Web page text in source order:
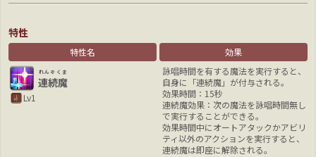
特性
特性名 効果
連続魔
れんぞくま
Lv1
詠唱時間を有する魔法を実行すると、
自身に「連続魔」が付与される。
効果時間：15秒
連続魔効果：次の魔法を詠唱時間無し
で実行することができる。
効果時間中にオートアタックかアビリ
ティ以外のアクションを実行すると、
連続魔は即座に解除される。